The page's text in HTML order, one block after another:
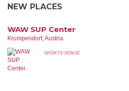
NEW PLACES
WAW SUP Center
Krumpendorf, Austria
SPORTS VENUE